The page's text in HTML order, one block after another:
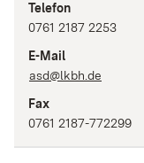
Telefon
0761 2187 2253
E-Mail
asd@lkbh.de
Fax
0761 2187-772299